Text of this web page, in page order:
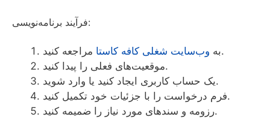
فرآیند برنامه‌نویسی:
به وب‌سایت شغلی کافه کاستا
مراجعه کنید.
موقعیت‌های فعلی را پیدا کنید.
یک حساب کاربری ایجاد کنید یا وارد شوید.
فرم درخواست را با جزئیات خود تکمیل کنید.
رزومه و سند‌های مورد نیاز را ضمیمه کنید.